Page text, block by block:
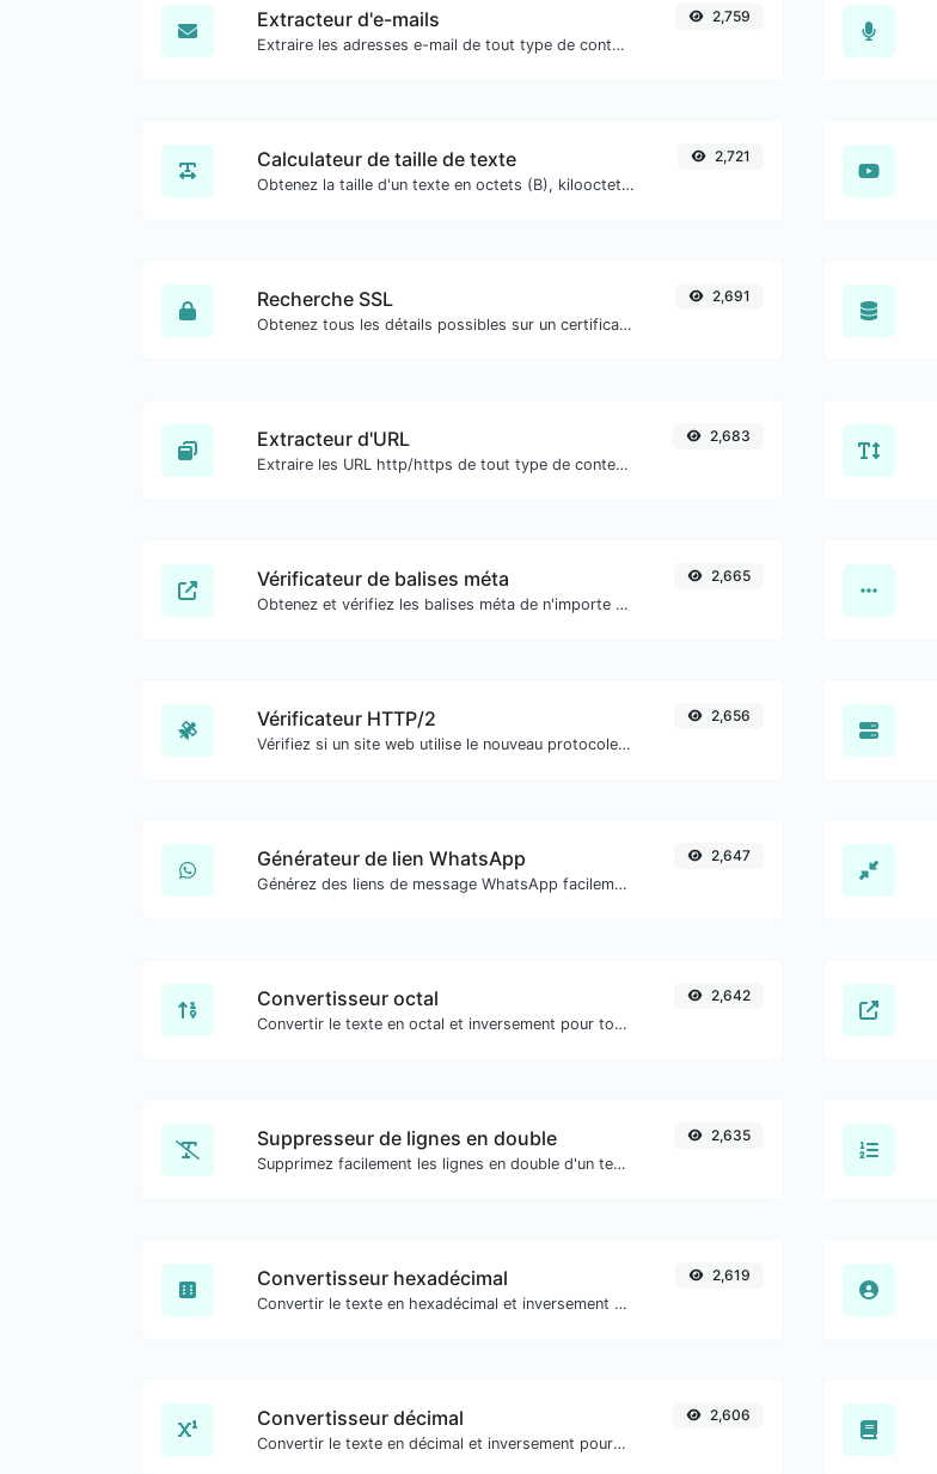
Extracteur d'e-mails
Extraire les adresses e-mail de tout type de contenu textuel.
2,759
Calculateur de taille de texte
Obtenez la taille d'un texte en octets (B), kilooctets (KB) ou mégaoctets (MB).
2,721
Recherche SSL
Obtenez tous les détails possibles sur un certificat SSL.
2,691
Extracteur d'URL
Extraire les URL http/https de tout type de contenu textuel.
2,683
Vérificateur de balises méta
Obtenez et vérifiez les balises méta de n'importe quel site web.
2,665
Vérificateur HTTP/2
Vérifiez si un site web utilise le nouveau protocole HTTP/2 ou non.
2,656
Générateur de lien WhatsApp
Générez des liens de message WhatsApp facilement.
2,647
Convertisseur octal
Convertir le texte en octal et inversement pour toute entrée de chaîne.
2,642
Suppresseur de lignes en double
Supprimez facilement les lignes en double d'un texte.
2,635
Convertisseur hexadécimal
Convertir le texte en hexadécimal et inversement pour toute entrée de chaîne.
2,619
Convertisseur décimal
Convertir le texte en décimal et inversement pour toute entrée de chaîne.
2,606